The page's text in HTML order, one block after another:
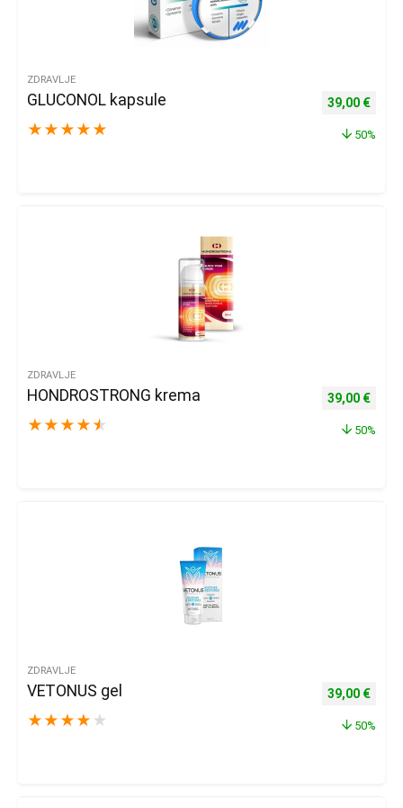
ZDRAVLJE
GLUCONOL kapsule
★ ★ ★ ★ ★
Izvorna
39,00 €
50%
ZDRAVLJE
HONDROSTRONG krema
★ ★ ★ ★ ★
Izvorna
39,00 €
50%
ZDRAVLJE
VETONUS gel
★ ★ ★ ★ ★
Izvorna
39,00 €
50%